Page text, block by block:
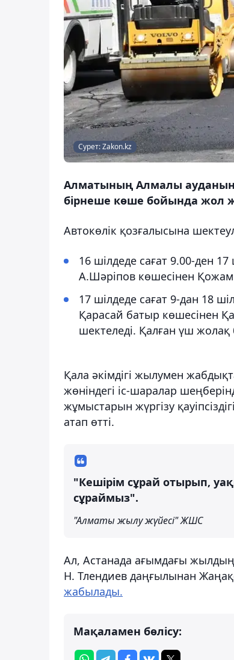
Сурет: Zakon.kz
Алматының Алмалы
бірнеше көше бойында жол
Автокөлік қозғалысына
16 шілдеде сағат 9.00-ден
А.Шәріпов көшесінен
17 шілдеде сағат 9-дан 18
Қарасай батыр көшесінен
шектеледі. Қалған үш
Қала әкімдігі жылумен
жөніндегі іс-шаралар
жұмыстарын жүргізу
атап өтті.
"Кешірім сұрай отырып,
сұраймыз".
"Алматы жылу жүйесі" ЖШС
Ал, Астанада ағымдағы жылдың
Н. Тлендиев даңғылынан
жабылады.
Мақаламен бөлісу: